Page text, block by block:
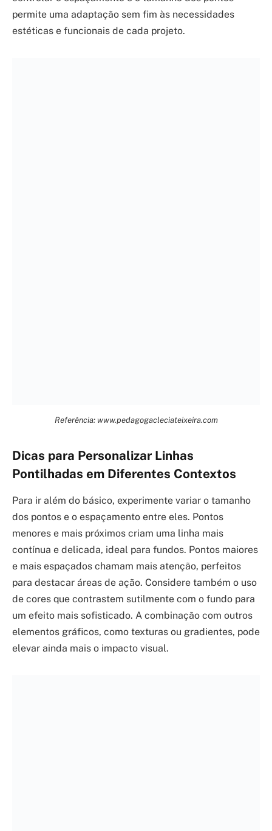
permite uma adaptação sem fim às necessidades
estéticas e funcionais de cada projeto.
Referência: www.pedagogacleciateixeira.com
Dicas para Personalizar Linhas
Pontilhadas em Diferentes Contextos
Para ir além do básico, experimente variar o tamanho
dos pontos e o espaçamento entre eles. Pontos
menores e mais próximos criam uma linha mais
contínua e delicada, ideal para fundos. Pontos maiores
e mais espaçados chamam mais atenção, perfeitos
para destacar áreas de ação. Considere também o uso
de cores que contrastem sutilmente com o fundo para
um efeito mais sofisticado. A combinação com outros
elementos gráficos, como texturas ou gradientes, pode
elevar ainda mais o impacto visual.